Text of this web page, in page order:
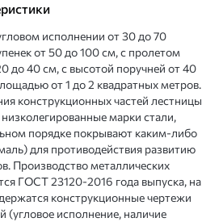
исполнении от 30 до 70
от 50 до 100 см, с пролетом
до 40 см, с высотой поручней от 40
от 1 до 2 квадратных метров.
конструкционных частей лестницы
марки стали,
порядке покрывают каким-либо
для противодействия развитию
Производство металлических
ГОСТ 23120-2016 года выпуска, на
конструкционные чертежи
исполнение, наличие